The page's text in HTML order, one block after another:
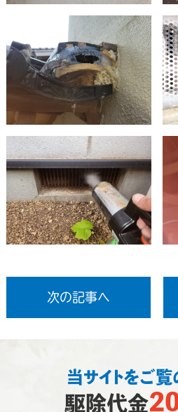
次の記事へ
当サイトをご覧
駆除代金